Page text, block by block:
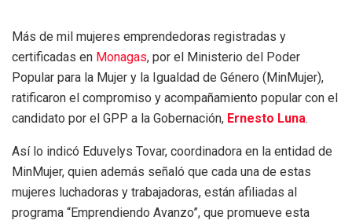
Más de mil mujeres emprendedoras registradas y
certificadas en Monagas, por el Ministerio del Poder
Popular para la Mujer y la Igualdad de Género (MinMujer),
ratificaron el compromiso y acompañamiento popular con el
candidato por el GPP a la Gobernación, Ernesto Luna.
Así lo indicó Eduvelys Tovar, coordinadora en la entidad de
MinMujer, quien además señaló que cada una de estas
mujeres luchadoras y trabajadoras, están afiliadas al
programa “Emprendiendo Avanzo”, que promueve esta